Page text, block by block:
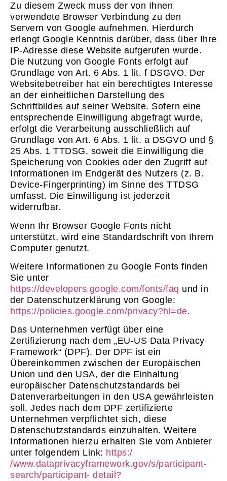
Zu diesem Zweck muss der von Ihnen
verwendete Browser Verbindung zu den
Servern von Google aufnehmen. Hierdurch
erlangt Google Kenntnis darüber, dass über Ihre
IP-Adresse diese Website aufgerufen wurde.
Die Nutzung von Google Fonts erfolgt auf
Grundlage von Art. 6 Abs. 1 lit. f DSGVO. Der
Websitebetreiber hat ein berechtigtes Interesse
an der einheitlichen Darstellung des
Schriftbildes auf seiner Website. Sofern eine
entsprechende Einwilligung abgefragt wurde,
erfolgt die Verarbeitung ausschließlich auf
Grundlage von Art. 6 Abs. 1 lit. a DSGVO und §
25 Abs. 1 TTDSG, soweit die Einwilligung die
Speicherung von Cookies oder den Zugriff auf
Informationen im Endgerät des Nutzers (z. B.
Device-Fingerprinting) im Sinne des TTDSG
umfasst. Die Einwilligung ist jederzeit
widerrufbar.
Wenn Ihr Browser Google Fonts nicht
unterstützt, wird eine Standardschrift von Ihrem
Computer genutzt.
Weitere Informationen zu Google Fonts finden
Sie unter
https://developers.google.com/fonts/faq und in
der Datenschutzerklärung von Google:
https://policies.google.com/privacy?hl=de.
Das Unternehmen verfügt über eine
Zertifizierung nach dem „EU-US Data Privacy
Framework“ (DPF). Der DPF ist ein
Übereinkommen zwischen der Europäischen
Union und den USA, der die Einhaltung
europäischer Datenschutzstandards bei
Datenverarbeitungen in den USA gewährleisten
soll. Jedes nach dem DPF zertifizierte
Unternehmen verpflichtet sich, diese
Datenschutzstandards einzuhalten. Weitere
Informationen hierzu erhalten Sie vom Anbieter
unter folgendem Link: https:/
/www.dataprivacyframework.gov/s/participant-
search/participant- detail?